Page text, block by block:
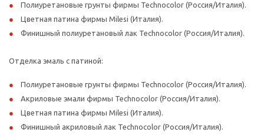
Полиуретановые грунты фирмы Technocolor (Россия/Италия).
Цветная патина фирмы Milesi (Италия).
Финишный полиуретановый лак Technocolor (Россия/Италия).
Отделка эмаль с патиной:
Полиуретановые грунты фирмы Technocolor (Россия/Италия).
Акриловые эмали фирмы Technocolor (Россия/Италия).
Цветная патина фирмы Milesi (Италия).
Финишный акриловый лак Technocolor (Россия/Италия).